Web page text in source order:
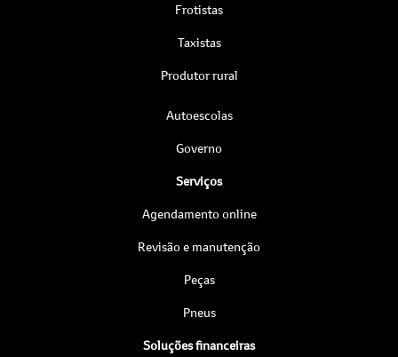
Frotistas
Taxistas
Produtor rural
Autoescolas
Governo
Serviços
Agendamento online
Revisão e manutenção
Peças
Pneus
Soluções financeiras